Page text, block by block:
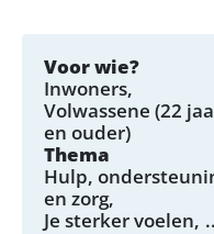
Voor wie?
Inwoners
Volwassene (22
en ouder)
Thema
Hulp,
en zorg
Je sterker voelen